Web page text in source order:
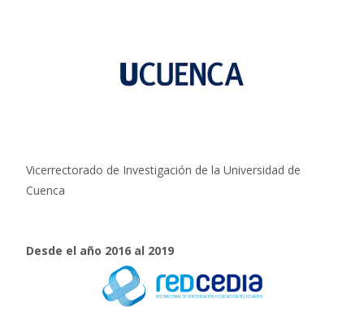
Vicerrectorado de Investigación de la Universidad de
Cuenca
Desde el año 2016 al 2019